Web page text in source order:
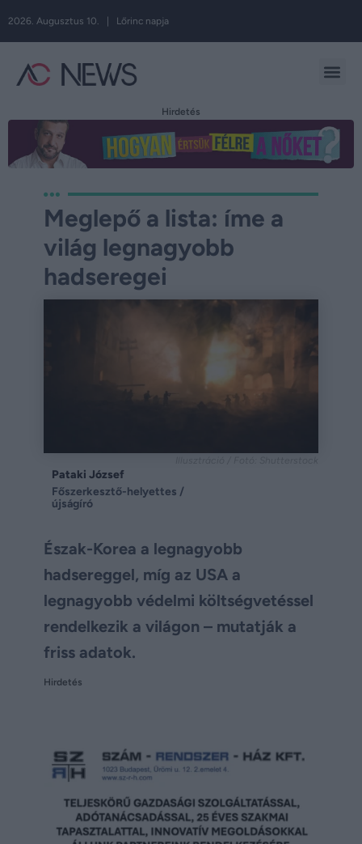
2026. Augusztus 10. | Lőrinc napja
Hirdetés
Meglepő a lista: íme a
világ legnagyobb
hadseregei
Pataki József
Főszerkesztő-helyettes /
újságíró
Észak-Korea a legnagyobb
hadsereggel, míg az USA a
legnagyobb védelmi költségvetéssel
rendelkezik a világon – mutatják a
friss adatok.
Hirdetés